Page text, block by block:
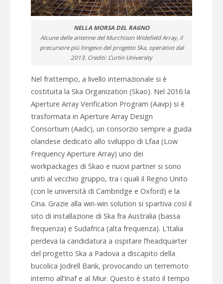
NELLA MORSA DEL RAGNO
Alcune delle antenne del Murchison Widefield Array, il
precursore più longevo del progetto Ska, operativo dal
2013. Crediti: Curtin University
Nel frattempo, a livello internazionale si è
costituita la Ska Organization (Skao). Nel 2016 la
Aperture Array Verification Program (Aavp) si è
trasformata in Aperture Array Design
Consortium (Aadc), un consorzio sempre a guida
olandese dedicato allo sviluppo di Lfaa (Low
Frequency Aperture Array) uno dei
workpackages di Skao e nuovi partner si sono
uniti al vecchio gruppo, tra i quali il Regno Unito
(con le università di Cambridge e Oxford) e la
Cina. Grazie alla win-win solution si spartiva così il
sito di installazione di Ska fra Australia (bassa
frequenza) e Sudafrica (alta frequenza). L’Italia
perdeva la candidatura a ospitare l’headquarter
del progetto Ska a Padova a discapito della
bucolica Jodrell Bank, provocando un terremoto
interno all’Inaf e al Miur. Questo è stato il tempo